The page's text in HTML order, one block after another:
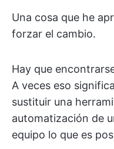
Una cosa que he
forzar el cambio.
Hay que
A veces eso
sustituir una
automatización de
equipo lo que es